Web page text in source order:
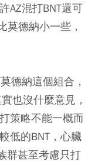
AZ混打BNT還可
莫德納小一些，
德納這個組合，
也沒什麼意見，
策略不能一概而
低的BNT，心臟
群甚至考慮只打